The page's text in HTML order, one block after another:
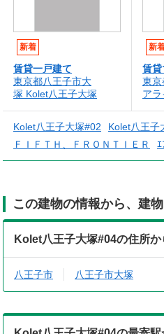
新着
賃貸一戸建て
東京都八王子市大
塚 Kolet八王子大塚
新
賃貸
東京
ア
Kolet八王子大塚#02 Kolet八王子
ＦＩＦＴＨ、ＦＲＯＮＴＩＥＲ
ｴ
この建物の情報から、建
Kolet八王子大塚#04の住所
八王子市 八王子市大塚